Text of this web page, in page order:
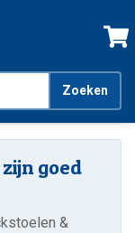
Zoeken
goed
&